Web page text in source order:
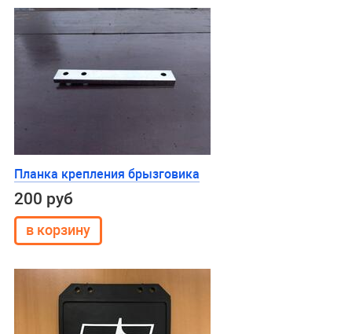
Планка крепления брызговика
200 руб